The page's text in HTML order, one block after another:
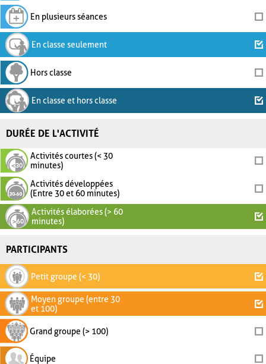
En plusieurs séances
En classe seulement
Hors classe
En classe et hors classe
DURÉE DE L'ACTIVITÉ
Activités courtes (< 30
minutes)
Activités développées
(Entre 30 et 60 minutes)
Activités élaborées (> 60
minutes)
PARTICIPANTS
Petit groupe (< 30)
Moyen groupe (entre 30
et 100)
Grand groupe (> 100)
Équipe